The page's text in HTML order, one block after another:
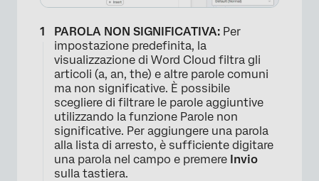
PAROLA NON SIGNIFICATIVA: Per
impostazione predefinita, la
visualizzazione di Word Cloud filtra gli
articoli (a, an, the) e altre parole comuni
ma non significative. È possibile
scegliere di filtrare le parole aggiuntive
utilizzando la funzione Parole non
significative. Per aggiungere una parola
alla lista di arresto, è sufficiente digitare
una parola nel campo e premere Invio
sulla tastiera.